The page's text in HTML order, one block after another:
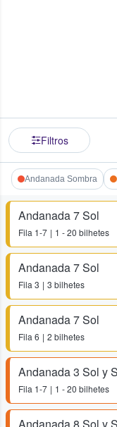
Filtros
Andanada Sombra
Andanada 7 Sol
Fila 1-7 1 - 20 bilhetes
Andanada 7 Sol
Fila 3 3 bilhetes
Andanada 7 Sol
Fila 6 2 bilhetes
Andanada 3 Sol y
Fila 1-7 1 - 20 bilhetes